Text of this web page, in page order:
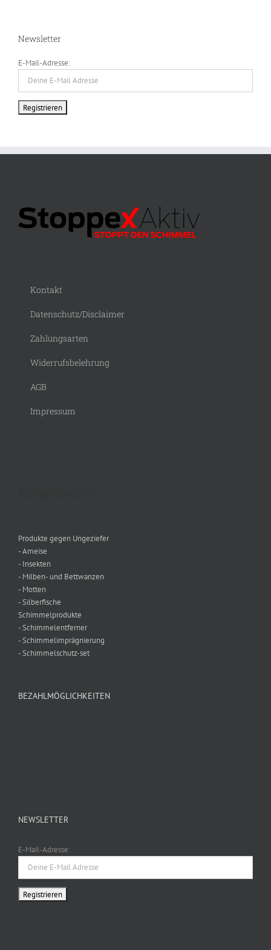
Newsletter
E-Mail-Adresse:
Kontakt
Datenschutz/Disclaimer
Zahlungsarten
Widerrufsbelehrung
AGB
Impressum
Produkte gegen Ungeziefer
- Ameise
- Insekten
- Milben- und Bettwanzen
- Motten
- Silberfische
Schimmelprodukte
- Schimmelentferner
- Schimmelimprägnierung
- Schimmelschutz-set
BEZAHLMÖGLICHKEITEN
NEWSLETTER
E-Mail-Adresse: